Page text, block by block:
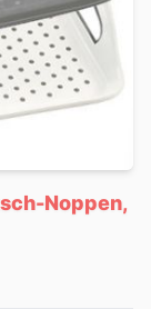
Noppen,